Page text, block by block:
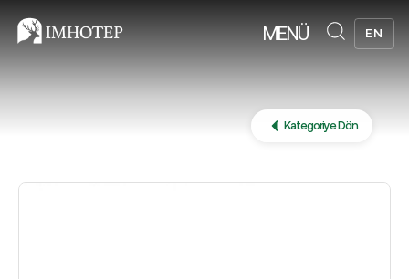
MENÜ EN
Kategoriye Dön